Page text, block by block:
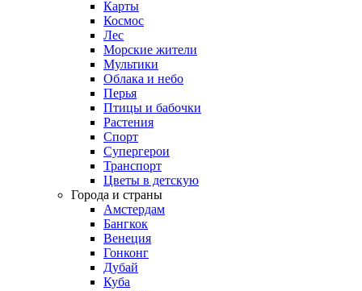
Карты
Космос
Лес
Морские жители
Мультики
Облака и небо
Перья
Птицы и бабочки
Растения
Спорт
Супергерои
Транспорт
Цветы в детскую
Города и страны
Амстердам
Бангкок
Венеция
Гонконг
Дубай
Куба